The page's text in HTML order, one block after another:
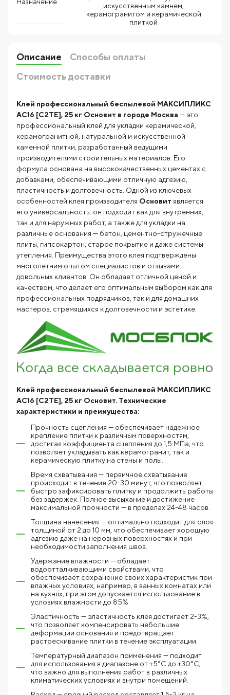
Назначение
искусственным камнем,
керамогранитом и керамической
плиткой
Описание
Способы оплаты
Стоимость доставки
Клей профессиональный беспылевой МАКСИПЛИКС
AC16 [С2TE], 25 кг Основит в городе Москва — это
профессиональный клей для укладки керамической,
керамогранитной, натуральной и искусственной
каменной плитки, разработанный ведущими
производителями строительных материалов. Его
формула основана на высококачественных цементах с
добавками, обеспечивающими отличную адгезию,
пластичность и долговечность. Одной из ключевых
особенностей клея производителя Основит является
его универсальность: он подходит как для внутренних,
так и для наружных работ, а также для укладки на
различные основания — бетон, цементно-стружечные
плиты, гипсокартон, старое покрытие и даже системы
утепления. Преимущества этого клея подтверждены
многолетним опытом специалистов и отзывами
довольных клиентов. Он обладает отличной ценой и
качеством, что делает его оптимальным выбором как для
профессиональных подрядчиков, так и для домашних
мастеров, стремящихся к долговечности и эстетике.
Клей профессиональный беспылевой МАКСИПЛИКС
AC16 [С2TE], 25 кг Основит. Технические
характеристики и преимущества:
Прочность сцепления — обеспечивает надежное
крепление плитки к различным поверхностям,
достигая коэффициента сцепления до 1,5 МПа, что
позволяет укладывать как керамогранит, так и
керамическую плитку на стены и полы.
Время схватывания — первичное схватывание
происходит в течение 20-30 минут, что позволяет
быстро зафиксировать плитку и продолжить работы
без задержек. Полное высыхание и достижение
максимальной прочности — в пределах 24-48 часов.
Толщина нанесения — оптимально подходит для слоя
толщиной от 2 до 10 мм, что обеспечивает хорошую
адгезию даже на неровных поверхностях и при
необходимости заполнения швов.
Удержание влажности — обладает
водоотталкивающими свойствами, что
обеспечивает сохранение своих характеристик при
влажных условиях, например, в ванных комнатах или
на кухнях, при этом допускается использование в
условиях влажности до 85%.
Эластичность — эластичность клея достигает 2-3%,
что позволяет компенсировать небольшие
деформации основания и предотвращает
растрескивание плитки в течение эксплуатации.
Температурный диапазон применения — подходит
для использования в диапазоне от +5°C до +30°C,
что важно для выполнения работ в различных
климатических условиях и внутри помещений.